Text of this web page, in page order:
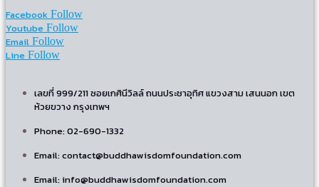
Facebook Follow
Youtube Follow
Email Follow
Line Follow
เลขที่ 999/211 ซอยเกศินีวิลล์ ถนนประชาอุทิศ แขวงสาม เสนนอก เขต
ห้วยขวาง กรุงเทพฯ
Phone: 02-690-1332
Email: contact@buddhawisdomfoundation.com
Email: info@buddhawisdomfoundation.com